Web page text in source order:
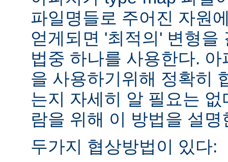
파일명들로 주어진 자원
얻게되면 '최적의' 변형을
법중 하나를 사용한다.
을 사용하기위해 정확히
는지 자세히 알 필요는
람을 위해 이 방법을 설명
두가지 협상방법이 있다: